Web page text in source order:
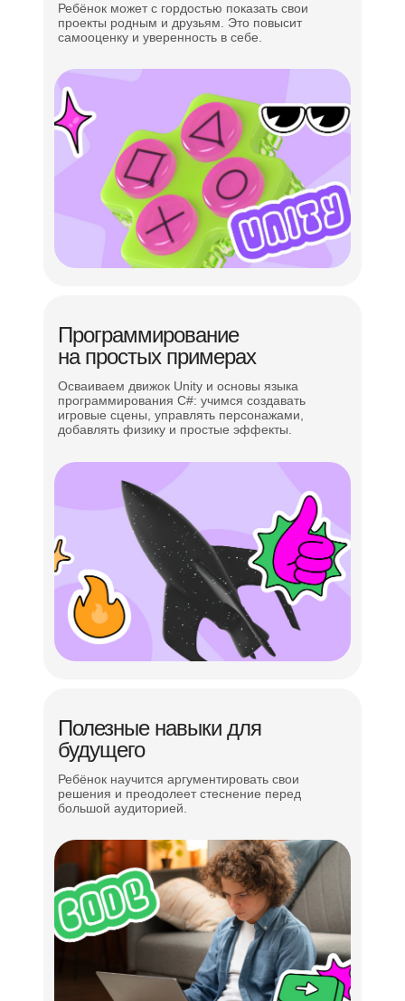
Ребёнок может с гордостью показать свои
проекты родным и друзьям. Это повысит
самооценку и уверенность в себе.
Программирование
на простых примерах
Осваиваем движок Unity и основы языка
программирования C#: учимся создавать
игровые сцены, управлять персонажами,
добавлять физику и простые эффекты.
Полезные навыки для
будущего
Ребёнок научится аргументировать свои
решения и преодолеет стеснение перед
большой аудиторией.
Всестороннее развитие
ребёнка — уделяем
внимание
мягким
навыкам
Командная работа
Навыки эффективной коммуникации
Управление временем в решении задач
Презентация проекта